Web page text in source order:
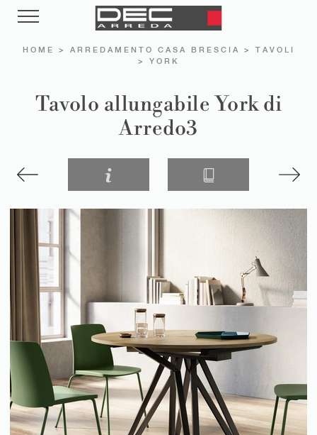
HOME > ARREDAMENTO CASA BRESCIA > TAVOLI
> YORK
Tavolo allungabile York di
Arredo3